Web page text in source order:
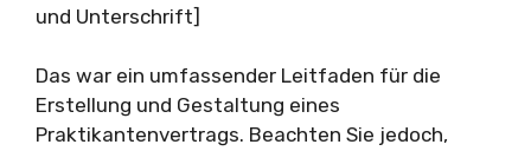
und Unterschrift]
Das war ein umfassender Leitfaden für die
Erstellung und Gestaltung eines
Praktikantenvertrags. Beachten Sie jedoch,